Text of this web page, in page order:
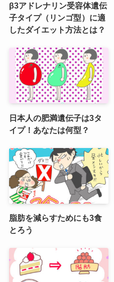
β3アドレナリン受容体遺伝
子タイプ（リンゴ型）に適
したダイエット方法とは？
日本人の肥満遺伝子は3タ
イプ！あなたは何型？
脂肪を減らすためにも3食
とろう